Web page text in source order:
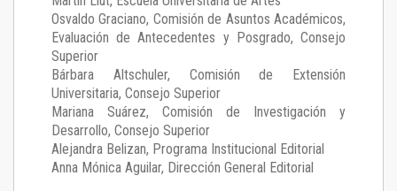
Osvaldo Graciano, Comisión de Asuntos Académicos,
Evaluación de Antecedentes y Posgrado, Consejo
Superior
Bárbara Altschuler, Comisión de Extensión
Universitaria, Consejo Superior
Mariana Suárez, Comisión de Investigación y
Desarrollo, Consejo Superior
Alejandra Belizan, Programa Institucional Editorial
Anna Mónica Aguilar, Dirección General Editorial